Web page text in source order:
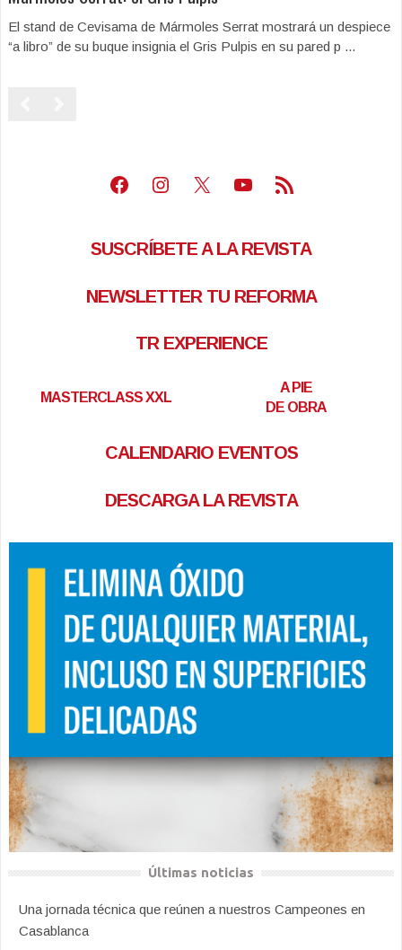
El stand de Cevisama de Mármoles Serrat mostrará un despiece
“a libro” de su buque insignia el Gris Pulpis en su pared p ...
Facebook
Instagram
X Youtube
Feed RSS
SUSCRÍBETE A LA REVISTA
NEWSLETTER TU REFORMA
TR EXPERIENCE
MASTERCLASS XXL
A PIE
DE OBRA
CALENDARIO EVENTOS
DESCARGA LA REVISTA
Últimas noticias
Una jornada técnica que reúnen a nuestros Campeones en
Casablanca